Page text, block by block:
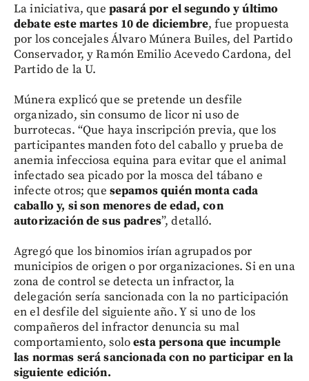
La iniciativa, que pasará por el segundo y último
debate este martes 10 de diciembre, fue propuesta
por los concejales Álvaro Múnera Builes, del Partido
Conservador, y Ramón Emilio Acevedo Cardona, del
Partido de la U.
Múnera explicó que se pretende un desfile
organizado, sin consumo de licor ni uso de
burrotecas. “Que haya inscripción previa, que los
participantes manden foto del caballo y prueba de
anemia infecciosa equina para evitar que el animal
infectado sea picado por la mosca del tábano e
infecte otros; que sepamos quién monta cada
caballo y, si son menores de edad, con
autorización de sus padres”, detalló.
Agregó que los binomios irían agrupados por
municipios de origen o por organizaciones. Si en una
zona de control se detecta un infractor, la
delegación sería sancionada con la no participación
en el desfile del siguiente año. Y si uno de los
compañeros del infractor denuncia su mal
comportamiento, soloesta persona que incumple
las normas será sancionada con no participar en la
siguiente edición.